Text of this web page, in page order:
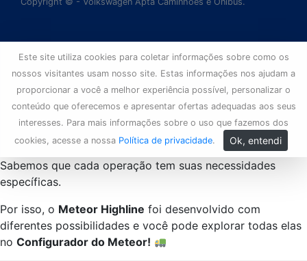
Este site utiliza cookies para coletar informações sobre como os
nossos visitantes usam nosso site. Estas informações nos ajudam a
proporcionar a você a melhor experiência possível, personalizar o
conteúdo que oferecemos e apresentar ofertas adequadas aos seus
interesses. Para mais informações sobre o uso que fazemos dos
cookies, acesse a nossa Política de privacidade. Ok, entendi
Sabemos que cada operação tem suas necessidades
específicas.
Por isso, o Meteor Highline foi desenvolvido com
diferentes possibilidades e você pode explorar todas elas
no Configurador do Meteor!